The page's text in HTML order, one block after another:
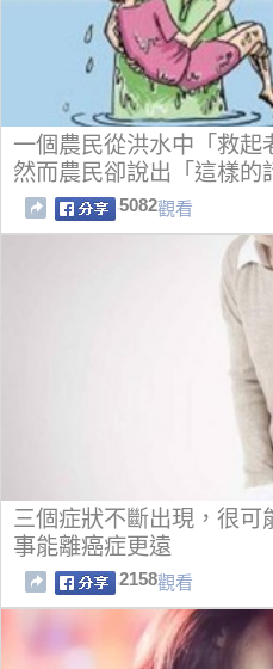
一個農民從洪水中「救起
然而農民卻說出「這樣的
5082觀看
三個症狀不斷出現，很可
事能離癌症更遠
2158觀看